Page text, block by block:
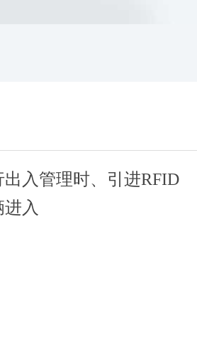
入管理时、引进RFID
入